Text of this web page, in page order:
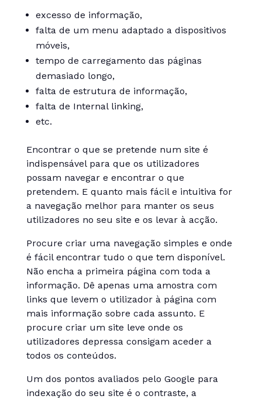
excesso de informação,
falta de um menu adaptado a dispositivos
móveis,
tempo de carregamento das páginas
demasiado longo,
falta de estrutura de informação,
falta de Internal linking,
etc.
Encontrar o que se pretende num site é
indispensável para que os utilizadores
possam navegar e encontrar o que
pretendem. E quanto mais fácil e intuitiva for
a navegação melhor para manter os seus
utilizadores no seu site e os levar à acção.
Procure criar uma navegação simples e onde
é fácil encontrar tudo o que tem disponível.
Não encha a primeira página com toda a
informação. Dê apenas uma amostra com
links que levem o utilizador à página com
mais informação sobre cada assunto. E
procure criar um site leve onde os
utilizadores depressa consigam aceder a
todos os conteúdos.
Um dos pontos avaliados pelo Google para
indexação do seu site é o contraste, a